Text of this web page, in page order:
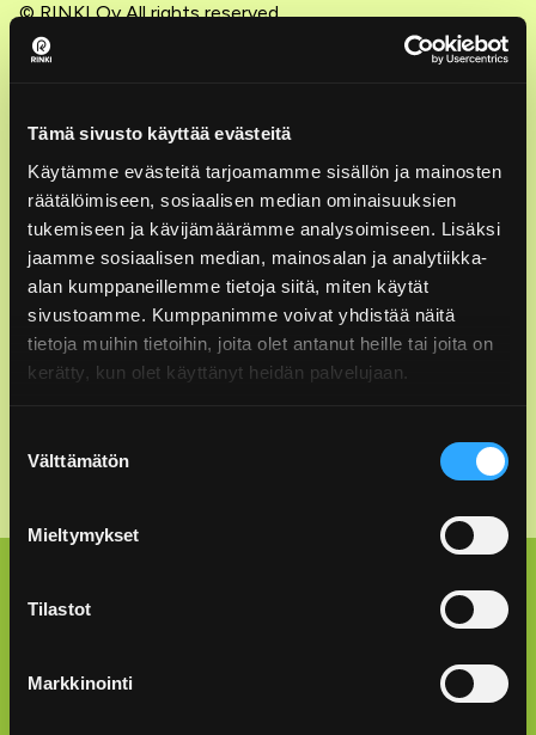
Tämä sivusto käyttää evästeitä
Käytämme evästeitä tarjoamamme sisällön ja mainosten
räätälöimiseen, sosiaalisen median ominaisuuksien
tukemiseen ja kävijämäärämme analysoimiseen. Lisäksi
jaamme sosiaalisen median, mainosalan ja analytiikka-
alan kumppaneillemme tietoja siitä, miten käytät
sivustoamme. Kumppanimme voivat yhdistää näitä
tietoja muihin tietoihin, joita olet antanut heille tai joita on
kerätty, kun olet käyttänyt heidän palvelujaan.
valinta
Välttämätön
Mieltymykset
Tilastot
Markkinointi
© RINKI Oy All rights reserved
Asiakaspalvelu: ekopisteet ja lajittelu
0800 133 888
asiakaspalvelu@rinkiin.fi
Asiakaspalvelu: pakkausten tuottajavastuu
09 6162 3500
ark. 8.30–15.30 (pvm/mpm)
info@rinkiin.fi
Lajittelu kotona
Rinki-ekopisteet